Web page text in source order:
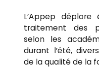
L’Appep déplore
traitement des
selon les
durant l’été,
de la qualité de la